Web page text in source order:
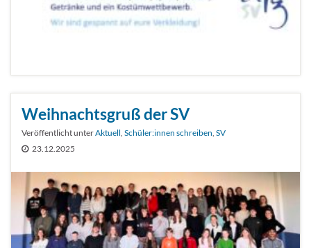
Weihnachtsgruß der SV
Veröffentlicht unterAktuell Schüler:innen schreiben SV
23.12.2025